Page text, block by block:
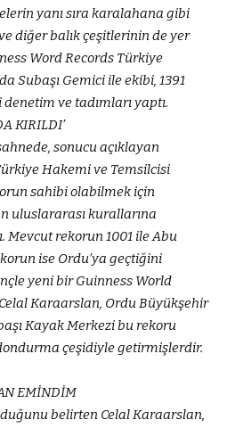
yanı sıra karalahana gibi
diğer balık çeşitlerinin de yer
Word Records Türkiye
Subaşı Gemici ile ekibi, 1391
ve tadımları yaptı.
KIRILDI’
sonucu açıklayan
Hakemi ve Temsilcisi
sahibi olabilmek için
uluslararası kurallarına
Mevcut rekorun 1001 ile Abu
ise Ordu’ya geçtiğini
yeni bir Guinness World
Karaarslan, Ordu Büyükşehir
Kayak Merkezi bu rekoru
çeşidiyle getirmişlerdir.
EMİNDİM
belirten Celal Karaarslan,